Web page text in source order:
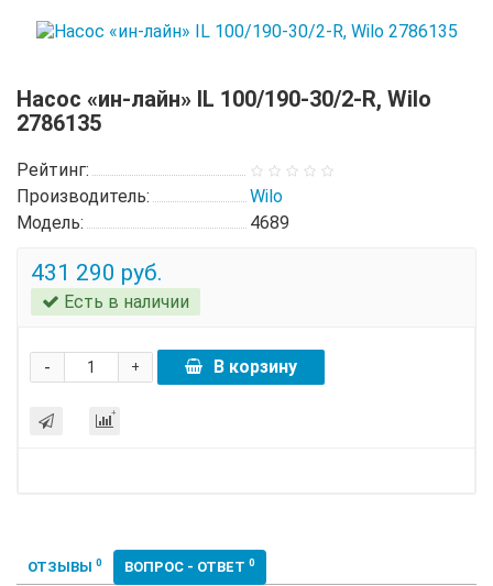
Насос «ин-лайн» IL 100/190-30/2-R, Wilo
2786135
Рейтинг:
Производитель:
Wilo
Модель:
4689
431 290 руб.
Есть в наличии
+
- В корзину
ОТЗЫВЫ 0 ВОПРОС - ОТВЕТ 0